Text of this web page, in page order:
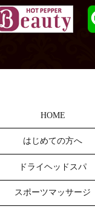
HOME
はじめての方へ
ドライヘッドスパ
スポーツマッサージ